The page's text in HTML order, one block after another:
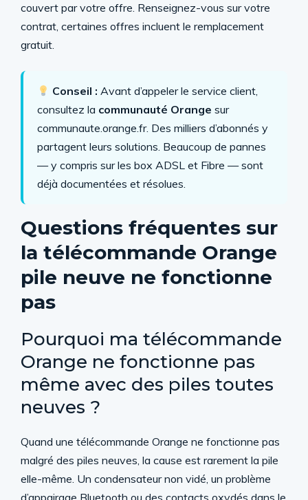
couvert par votre offre. Renseignez-vous sur votre
contrat, certaines offres incluent le remplacement
gratuit.
Conseil : Avant d’appeler le service client,
consultez la communauté Orange sur
communaute.orange.fr. Des milliers d’abonnés y
partagent leurs solutions. Beaucoup de pannes
— y compris sur les box ADSL et Fibre — sont
déjà documentées et résolues.
Questions fréquentes sur
la télécommande Orange
pile neuve ne fonctionne
pas
Pourquoi ma télécommande
Orange ne fonctionne pas
même avec des piles toutes
neuves ?
Quand une télécommande Orange ne fonctionne pas
malgré des piles neuves, la cause est rarement la pile
elle-même. Un condensateur non vidé, un problème
d’appairage Bluetooth ou des contacts oxydés dans le